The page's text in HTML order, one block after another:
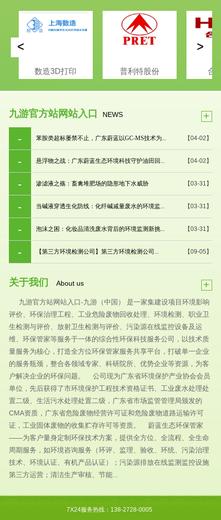
数造3D打印 普利特股份 合
< >
九游官方站网站入口 NEWS +
【04-02】
苯胺类超标屡禁不止，广东蔚蓝以GC-MS技术为...
【04-02】
悬浮物之战：广东蔚蓝生态环境科技守护油田回...
【03-31】
渗滤液之殇：畜禽堆肥场的隐形地下水威胁
【03-31】
当碱液穿透生化防线：化纤碱减量废水的环境监...
【03-31】
泡沫之困：化妆品清洗废水背后的环境监测新挑...
【09-05】
【第三方环境检测公司】第三方环境检测公司...
关于我们 About us +
九游官方站网站入口-九游（中国） 是一家集建设项目环境影响
评价、环保治理工程、工业危险废物回收处理、环境检测、职业卫
生检测与评价、放射卫生检测与评价、污染源在线监控设备及运
维、环保管家等服务于一体的综合性环保科技服务公司，以技术质
量服务为核心，打造全方位环保管家服务共享平台，打破单一企业
的服务瓶颈，整合各领域专家、科研院所、优势企业等资源，为客
户解决企业的环保问题。 公司现为广东省环境保护产业协会会员
单位，先后获得了市环境保护工程技术资格证书、工业废水处理处
置二级、生活污水处理处置二级，广东省市场监管管理局颁发的
CMA资质，广东省危险废物经营许可证和危险废物道路运输许可
证，工业固体废物的收集贮存许可等资质。 蔚蓝生态环保管家
——为客户量身定制环保技术方案，提供全方位、全流程、全生命
周期服务，如环境咨询服务（环评、监理、验收、环统、污染治理
技术、环境认证、有机产品认证）；污染源排放在线监测监控设施
第三方运营；清洁生产审核、节能...
7X24服务热线：138-2728-0005